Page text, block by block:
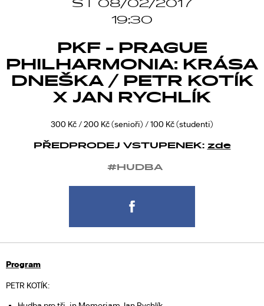
ST 08/02/2017
19:30
PKF - PRAGUE
PHILHARMONIA: KRÁSA
DNEŠKA / PETR KOTÍK
X JAN RYCHLÍK
300 Kč / 200 Kč (senioři) / 100 Kč (studenti)
PŘEDPRODEJ VSTUPENEK: zde
#HUDBA
Program
PETR KOTÍK: